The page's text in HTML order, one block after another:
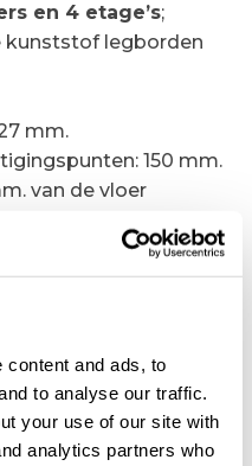
content and ads, to
to analyse our traffic.
your use of our site with
analytics partners who
en 4 etage’s;
kunststof legborden
mm.
150 mm.
van de vloer
doppen voorzien